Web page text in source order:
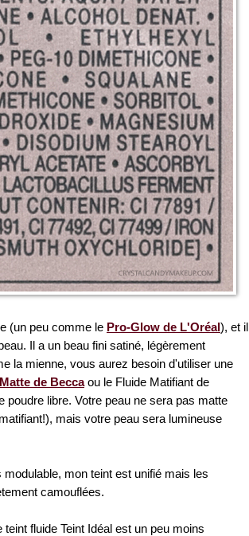
(un peu comme le Pro-Glow de L'Oréal), et il
Il a un beau fini satiné, légèrement
la mienne, vous aurez besoin d'utiliser une
de Beccaou le Fluide Matifiant de
poudre libre. Votre peau ne sera pas matte
mais votre peau sera lumineuse
mon teint est unifié mais les
camouflées.
teint fluide Teint Idéal est un peu moins